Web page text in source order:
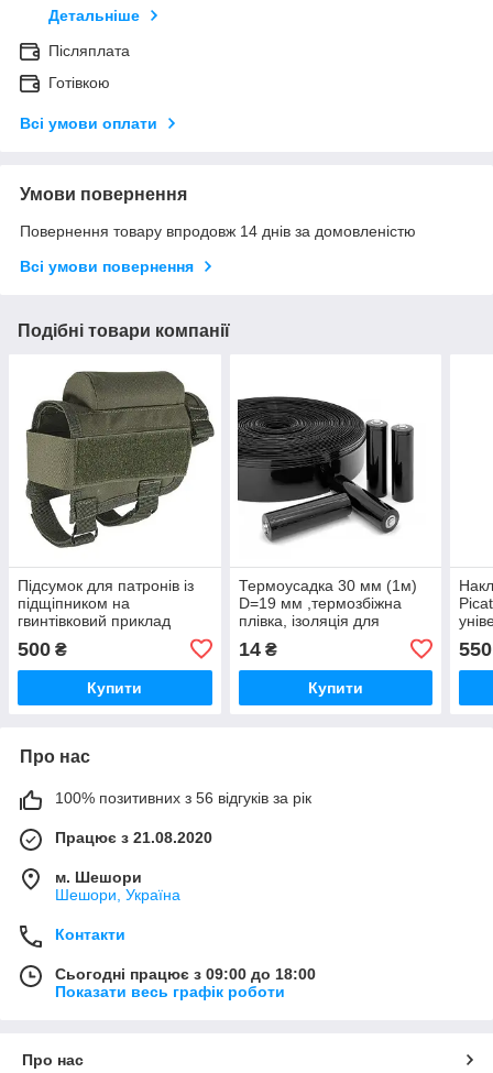
Детальніше
Післяплата
Готівкою
Всі умови оплати
Умови повернення
Повернення товару впродовж 14 днів за домовленістю
Всі умови повернення
Подібні товари компанії
Підсумок для патронів із
підщіпником на
гвинтівковий приклад
500 ₴
Купити
Термоусадка 30 мм (1м)
D=19 мм ,термозбіжна
плівка, ізоляція для
складання акумуляторів
14₴
Купити
550
Про нас
100% позитивних з 56 відгуків за рік
Працює з 21.08.2020
м. Шешори
Шешори, Україна
Контакти
Сьогодні працює з 09:00 до 18:00
Показати весь графік роботи
Про нас